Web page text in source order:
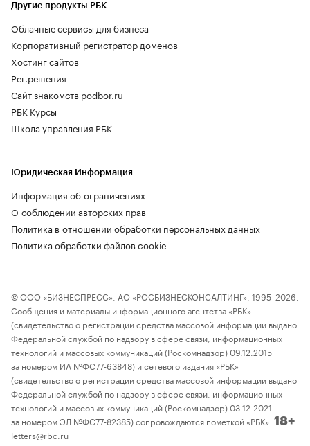
Другие продукты РБК
Облачные сервисы для бизнеса
Корпоративный регистратор доменов
Хостинг сайтов
Рег.решения
Сайт знакомств podbor.ru
РБК Курсы
Школа управления РБК
Юридическая Информация
Информация об ограничениях
О соблюдении авторских прав
Политика в отношении обработки персональных данных
Политика обработки файлов cookie
© ООО «БИЗНЕСПРЕСС», АО «РОСБИЗНЕСКОНСАЛТИНГ», 1995–2026.
Сообщения и материалы информационного агентства «РБК»
(свидетельство о регистрации средства массовой информации выдано
Федеральной службой по надзору в сфере связи, информационных
технологий и массовых коммуникаций (Роскомнадзор) 09.12.2015
за номером ИА №ФС77-63848) и сетевого издания «РБК»
(свидетельство о регистрации средства массовой информации выдано
Федеральной службой по надзору в сфере связи, информационных
технологий и массовых коммуникаций (Роскомнадзор) 03.12.2021
за номером ЭЛ №ФС77-82385) сопровождаются пометкой «РБК». 18+
letters@rbc.ru